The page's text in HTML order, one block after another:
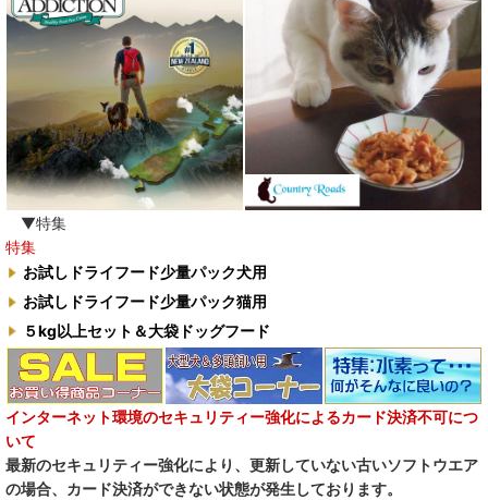
▼特集
特集
お試しドライフード少量パック犬用
お試しドライフード少量パック猫用
５kg以上セット＆大袋ドッグフード
インターネット環境のセキュリティー強化によるカード決済不可につ
いて
最新のセキュリティー強化により、更新していない古いソフトウエア
の場合、カード決済ができない状態が発生しております。